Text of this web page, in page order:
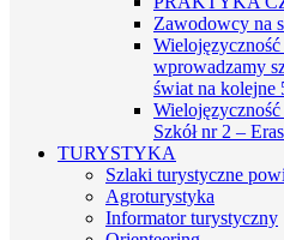
Zawodowcy na
wprowadzamy
świat na kolejne
Szkół nr 2 –
TURYSTYKA
Szlaki turystyczne
Agroturystyka
Informator turystyczny